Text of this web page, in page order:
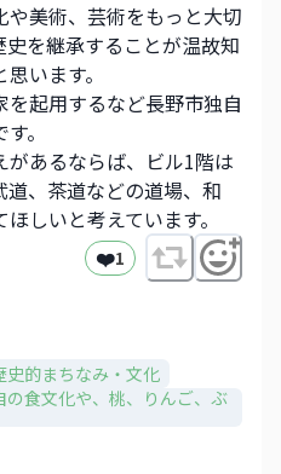
美術、芸術をもっと大切
を継承することが温故知
います。
起用するなど長野市独自
。
あるならば、ビル1階は
、茶道などの道場、和
しいと考えています。
❤️1
的まちなみ・文化​
食文化や、​桃、りんご、ぶ